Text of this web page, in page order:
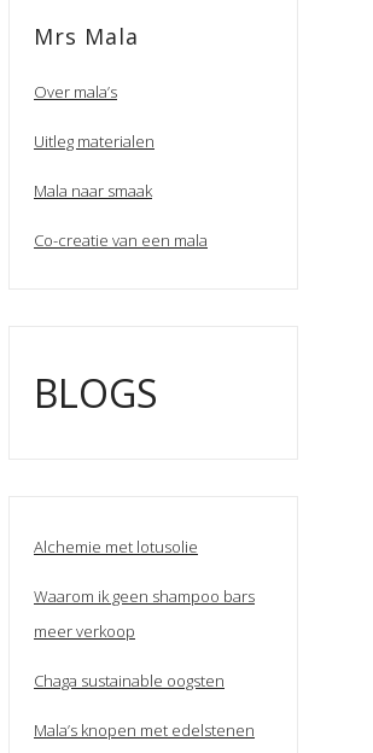
Mrs Mala
Over mala’s
Uitleg materialen
Mala naar smaak
Co-creatie van een mala
BLOGS
Alchemie met lotusolie
Waarom ik geen shampoo bars
meer verkoop
Chaga sustainable oogsten
Mala’s knopen met edelstenen